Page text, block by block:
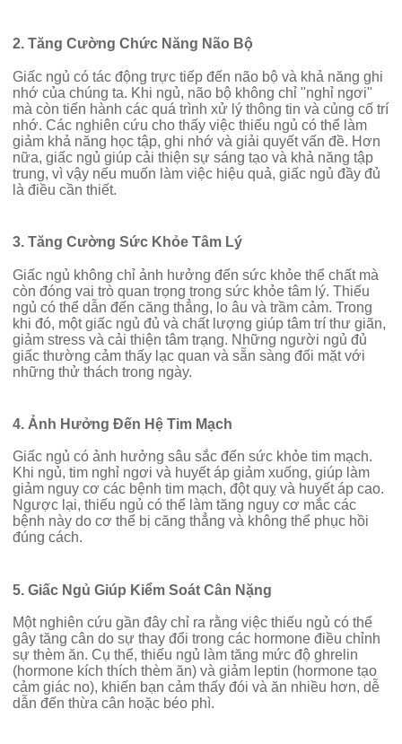
2. Tăng Cường Chức Năng Não Bộ
Giấc ngủ có tác động trực tiếp đến não bộ và khả năng ghi
nhớ của chúng ta. Khi ngủ, não bộ không chỉ "nghỉ ngơi"
mà còn tiến hành các quá trình xử lý thông tin và củng cố trí
nhớ. Các nghiên cứu cho thấy việc thiếu ngủ có thể làm
giảm khả năng học tập, ghi nhớ và giải quyết vấn đề. Hơn
nữa, giấc ngủ giúp cải thiện sự sáng tạo và khả năng tập
trung, vì vậy nếu muốn làm việc hiệu quả, giấc ngủ đầy đủ
là điều cần thiết.
3. Tăng Cường Sức Khỏe Tâm Lý
Giấc ngủ không chỉ ảnh hưởng đến sức khỏe thể chất mà
còn đóng vai trò quan trọng trong sức khỏe tâm lý. Thiếu
ngủ có thể dẫn đến căng thẳng, lo âu và trầm cảm. Trong
khi đó, một giấc ngủ đủ và chất lượng giúp tâm trí thư giãn,
giảm stress và cải thiện tâm trạng. Những người ngủ đủ
giấc thường cảm thấy lạc quan và sẵn sàng đối mặt với
những thử thách trong ngày.
4. Ảnh Hưởng Đến Hệ Tim Mạch
Giấc ngủ có ảnh hưởng sâu sắc đến sức khỏe tim mạch.
Khi ngủ, tim nghỉ ngơi và huyết áp giảm xuống, giúp làm
giảm nguy cơ các bệnh tim mạch, đột quỵ và huyết áp cao.
Ngược lại, thiếu ngủ có thể làm tăng nguy cơ mắc các
bệnh này do cơ thể bị căng thẳng và không thể phục hồi
đúng cách.
5. Giấc Ngủ Giúp Kiểm Soát Cân Nặng
Một nghiên cứu gần đây chỉ ra rằng việc thiếu ngủ có thể
gây tăng cân do sự thay đổi trong các hormone điều chỉnh
sự thèm ăn. Cụ thể, thiếu ngủ làm tăng mức độ ghrelin
(hormone kích thích thèm ăn) và giảm leptin (hormone tạo
cảm giác no), khiến bạn cảm thấy đói và ăn nhiều hơn, dễ
dẫn đến thừa cân hoặc béo phì.